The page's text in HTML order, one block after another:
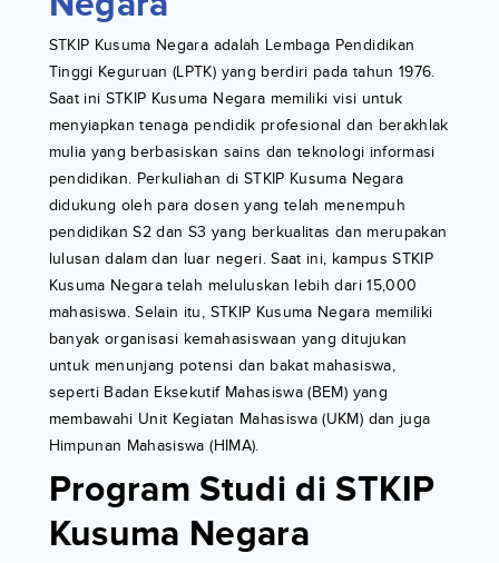
STKIP Kusuma Negara adalah Lembaga Pendidikan
Tinggi Keguruan (LPTK) yang berdiri pada tahun 1976.
Saat ini STKIP Kusuma Negara memiliki visi untuk
menyiapkan tenaga pendidik profesional dan berakhlak
mulia yang berbasiskan sains dan teknologi informasi
pendidikan. Perkuliahan di STKIP Kusuma Negara
didukung oleh para dosen yang telah menempuh
pendidikan S2 dan S3 yang berkualitas dan merupakan
lulusan dalam dan luar negeri. Saat ini, kampus STKIP
Kusuma Negara telah meluluskan lebih dari 15,000
mahasiswa. Selain itu, STKIP Kusuma Negara memiliki
banyak organisasi kemahasiswaan yang ditujukan
untuk menunjang potensi dan bakat mahasiswa,
seperti Badan Eksekutif Mahasiswa (BEM) yang
membawahi Unit Kegiatan Mahasiswa (UKM) dan juga
Himpunan Mahasiswa (HIMA).
Program Studi di STKIP
Kusuma Negara